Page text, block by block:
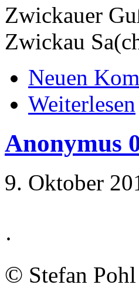
Zwickauer
Zwickau
Neuen
Weiterlesen
Anonymus
9. Oktober
·
© Stefan Pohl